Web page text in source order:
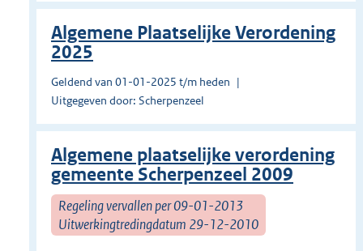
Algemene Plaatselijke Verordening
2025
Geldend van 01-01-2025 t/m heden
Uitgegeven door: Scherpenzeel
Algemene plaatselijke verordening
gemeente Scherpenzeel 2009
Regeling vervallen per 09-01-2013
Uitwerkingtredingdatum 29-12-2010